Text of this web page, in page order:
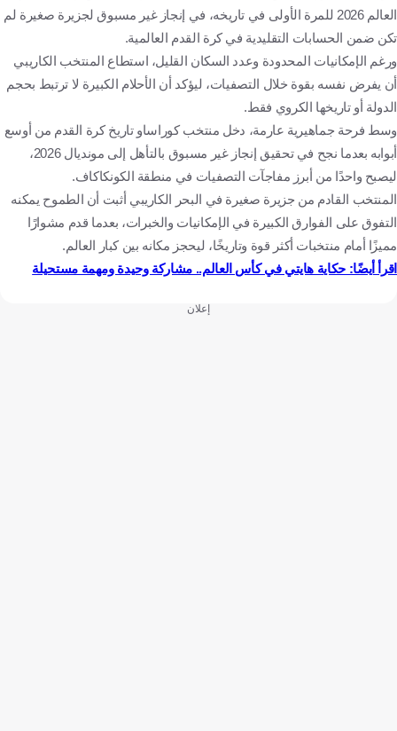
العالم 2026 للمرة الأولى في تاريخه، في إنجاز غير مسبوق لجزيرة صغيرة لم
تكن ضمن الحسابات التقليدية في كرة القدم العالمية.
ورغم الإمكانيات المحدودة وعدد السكان القليل، استطاع المنتخب الكاريبي
أن يفرض نفسه بقوة خلال التصفيات، ليؤكد أن الأحلام الكبيرة لا ترتبط بحجم
الدولة أو تاريخها الكروي فقط.
وسط فرحة جماهيرية عارمة، دخل منتخب كوراساو تاريخ كرة القدم من أوسع
أبوابه بعدما نجح في تحقيق إنجاز غير مسبوق بالتأهل إلى مونديال 2026،
ليصبح واحدًا من أبرز مفاجآت التصفيات في منطقة الكونكاكاف.
المنتخب القادم من جزيرة صغيرة في البحر الكاريبي أثبت أن الطموح يمكنه
التفوق على الفوارق الكبيرة في الإمكانيات والخبرات، بعدما قدم مشوارًا
مميزًا أمام منتخبات أكثر قوة وتاريخًا، ليحجز مكانه بين كبار العالم.
اقرأ أيضًا: حكاية هايتي في كأس العالم.. مشاركة وحيدة ومهمة مستحيلة
إعلان